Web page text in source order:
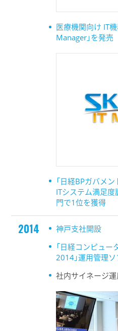
医療機関向け IT機
Manager」を発売
「日経BPガバメ
ITシステム満足度
門で1位を獲得
2014
神戸支社開設
「日経コンピュ
2014」運用管理
社内サイネージ